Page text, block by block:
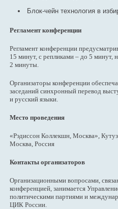
Блок-чейн технология в
Регламент конференции
Регламент конференции
15 минут, с репликами – до 5 минут,
2 минуты.
Организаторы конференции
заседаний синхронный перевод
и русский языки.
Место проведения
«Рэдиссон Коллекшн, Москва»,
Москва, Россия
Контакты организаторов
Организационными вопросами,
конференцией, занимается
политическими партиями и
ЦИК России.